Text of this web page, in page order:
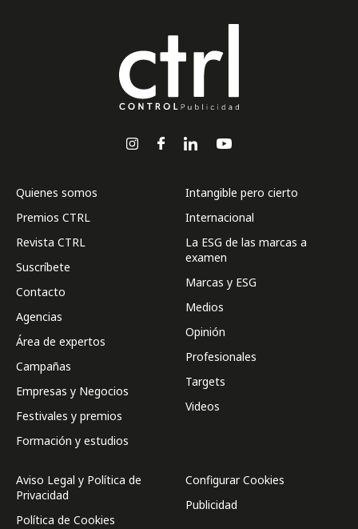
Quienes somos
Premios CTRL
Revista CTRL
Suscríbete
Contacto
Agencias
Área de expertos
Campañas
Empresas y Negocios
Festivales y premios
Formación y estudios
Intangible pero cierto
Internacional
La ESG de las marcas a
examen
Marcas y ESG
Medios
Opinión
Profesionales
Targets
Videos
Aviso Legal y Política de
Privacidad
Política de Cookies
Configurar Cookies
Publicidad